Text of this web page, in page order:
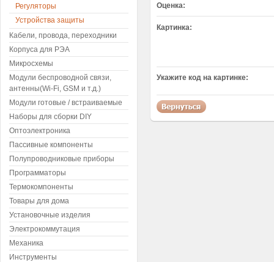
Оценка:
Картинка:
Укажите код на картинке:
Регуляторы
Устройства защиты
Кабели, провода, переходники
Корпуса для РЭА
Микросхемы
Модули беспроводной связи,
антенны(Wi-Fi, GSM и т.д.)
Модули готовые / встраиваемые
Наборы для сборки DIY
Оптоэлектроника
Пассивные компоненты
Полупроводниковые приборы
Программаторы
Термокомпоненты
Товары для дома
Установочные изделия
Электрокоммутация
Механика
Инструменты